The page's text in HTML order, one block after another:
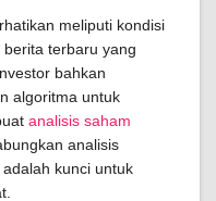
meliputi kondisi
terbaru yang
bahkan
algoritma untuk
analisis saham
analisis
kunci untuk